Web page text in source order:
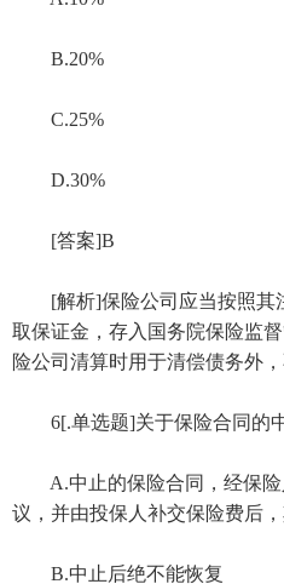
B.20%
C.25%
D.30%
[答案]B
[解析]保险公司应当按照其
取保证金，存入国务院保险监
险公司清算时用于清偿债务外，
6[.单选题]关于保险合同的中
A.中止的保险合同，经保险
议，并由投保人补交保险费后
B.中止后绝不能恢复